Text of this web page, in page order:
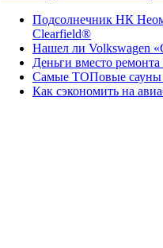
Подсолнечник НК
Clearfield®
Нашел ли Volkswagen
Деньги вместо
Самые ТОПовые сауны
Как сэкономить на